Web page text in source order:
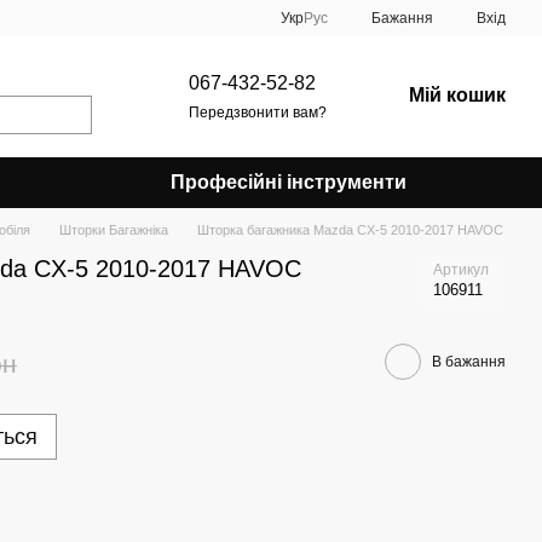
УкрРус Бажання Вхід
067-432-52-82
Передзвонити вам?
Мій кошик
Професійні інструменти
Шторки Багажніка Шторка багажника Mazda CX-5 2010-2017 HAVOC
CX-5 2010-2017 HAVOC Артикул
106911
В бажання